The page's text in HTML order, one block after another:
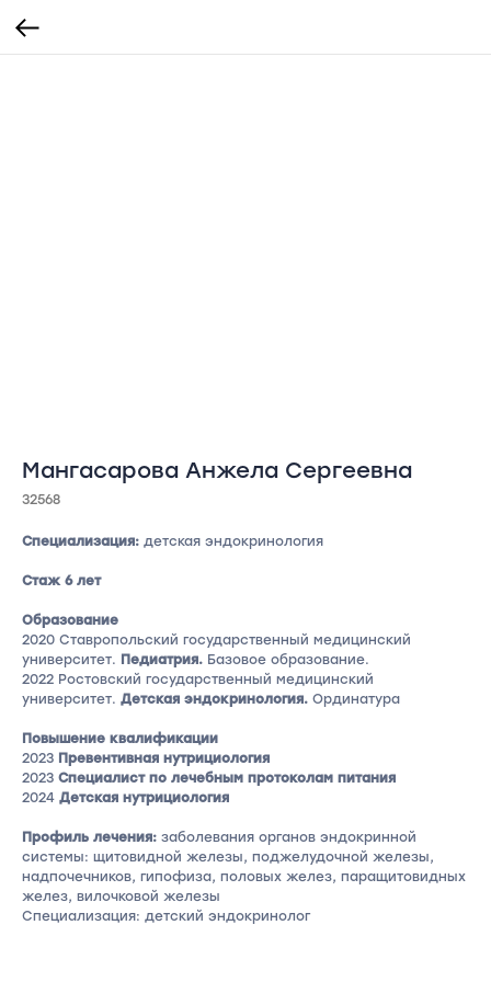
Мангасарова Анжела Сергеевна
32568
Специализация: детская эндокринология
Стаж 6 лет
Образование
2020 Ставропольский государственный медицинский
университет. Педиатрия. Базовое образование.
2022 Ростовский государственный медицинский
университет. Детская эндокринология. Ординатура
Повышение квалификации
2023 Превентивная нутрициология
2023 Специалист по лечебным протоколам питания
2024 Детская нутрициология
Профиль лечения: заболевания органов эндокринной
системы: щитовидной железы, поджелудочной железы,
надпочечников, гипофиза, половых желез, паращитовидных
желез, вилочковой железы
Специализация: детский эндокринолог